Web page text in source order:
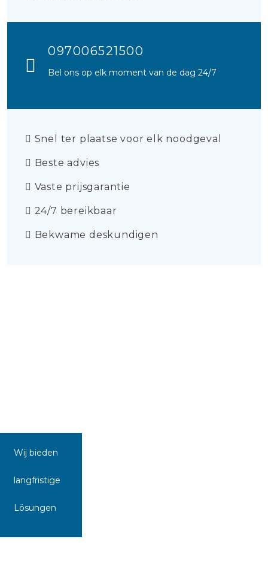
097006521500
Bel ons op elk moment van de dag 24/7
Snel ter plaatse voor elk noodgeval
Beste advies
Vaste prijsgarantie
24/7 bereikbaar
Bekwame deskundigen
Wij bieden
langfristige
Lösungen